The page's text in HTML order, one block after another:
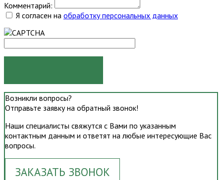
Комментарий:
Я согласен на обработку персональных данных
Возникли вопросы?
Отправьте заявку на обратный звонок!
Наши специалисты свяжутся с Вами по указанным
контактным данным и ответят на любые интересующие Вас
вопросы.
ЗАКАЗАТЬ ЗВОНОК